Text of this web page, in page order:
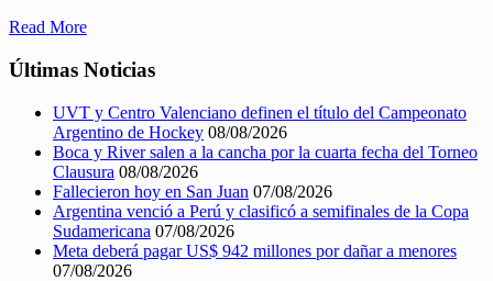
Read More
Últimas Noticias
UVT y Centro Valenciano definen el título del Campeonato
Argentino de Hockey 08/08/2026
Boca y River salen a la cancha por la cuarta fecha del Torneo
Clausura 08/08/2026
Fallecieron hoy en San Juan 07/08/2026
Argentina venció a Perú y clasificó a semifinales de la Copa
Sudamericana 07/08/2026
Meta deberá pagar US$ 942 millones por dañar a menores
07/08/2026